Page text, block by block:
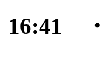
16:41